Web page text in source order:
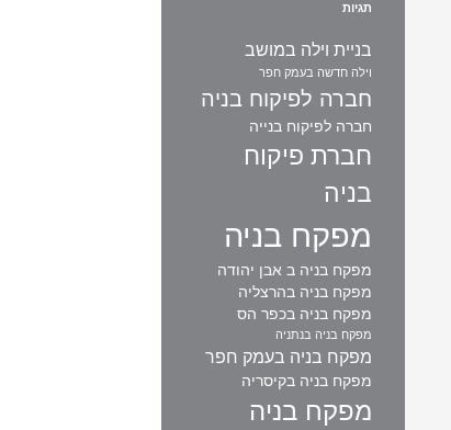
תגיות
בניית וילה במושב
וילה חדשה בעמק חפר
חברה לפיקוח בניה
חברה לפיקוח בנייה
חברת פיקוח
בניה
מפקח בניה
מפקח בניה ב אבן יהודה
מפקח בניה בהרצליה
מפקח בניה בכפר הס
מפקח בניה בנתניה
מפקח בניה בעמק חפר
מפקח בניה בקיסריה
מפקח בניה